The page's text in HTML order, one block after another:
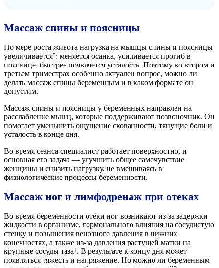
Массаж спины и поясницы
По мере роста живота нагрузка на мышцы спины и поясницы
увеличивается5: меняется осанка, усиливается прогиб в
пояснице, быстрее появляется усталость. Поэтому во втором и
третьем триместрах особенно актуален вопрос, можно ли
делать массаж спины беременным и в каком формате он
допустим.
Массаж спины и поясницы у беременных направлен на
расслабление мышц, которые поддерживают позвоночник. Он
помогает уменьшить ощущение скованности, тянущие боли и
усталость в конце дня.
Во время сеанса специалист работает поверхностно, и
основная его задача — улучшить общее самочувствие
женщины и снизить нагрузку, не вмешиваясь в
физиологические процессы беременности.
Массаж ног и лимфодренаж при отеках
Во время беременности отёки ног возникают из-за задержки
жидкости в организме, гормонального влияния на сосудистую
стенку и повышения венозного давления в нижних
конечностях, а также из-за давления растущей матки на
крупные сосуды таза1 . В результате к концу дня может
появляться тяжесть и напряжение. Но можно ли беременным